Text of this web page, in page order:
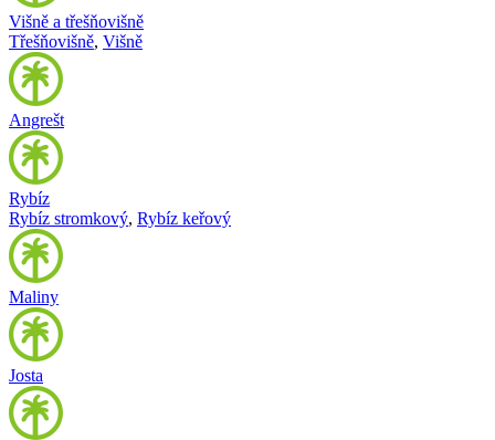
Višně a třešňovišně
Třešňovišně, Višně
Angrešt
Rybíz
Rybíz stromkový, Rybíz keřový
Maliny
Josta